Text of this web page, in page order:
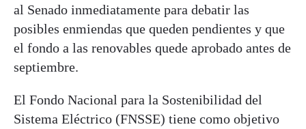
al Senado inmediatamente para debatir las
posibles enmiendas que queden pendientes y que
el fondo a las renovables quede aprobado antes de
septiembre.
El Fondo Nacional para la Sostenibilidad del
Sistema Eléctrico (FNSSE) tiene como objetivo